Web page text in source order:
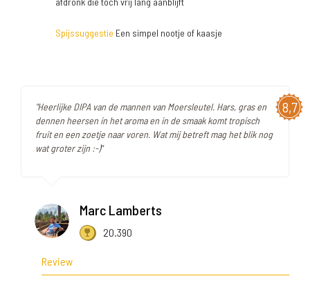
Spijssuggestie Een simpel nootje of kaasje
8,7
"Heerlijke DIPA van de mannen van Moersleutel. Hars, gras en
dennen heersen in het aroma en in de smaak komt tropisch
fruit en een zoetje naar voren. Wat mij betreft mag het blik nog
wat groter zijn :-)"
Marc Lamberts
20.390
Review